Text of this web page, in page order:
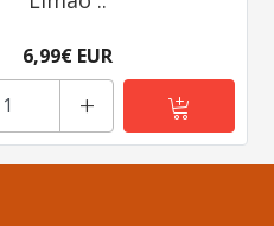
6,99€ EUR
+